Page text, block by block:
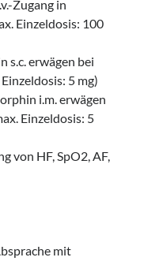
Zugang in
Einzeldosis: 100
s.c. erwägen bei
5 mg)
i.m. erwägen
Einzeldosis: 5
von HF, SpO2, AF,
mit